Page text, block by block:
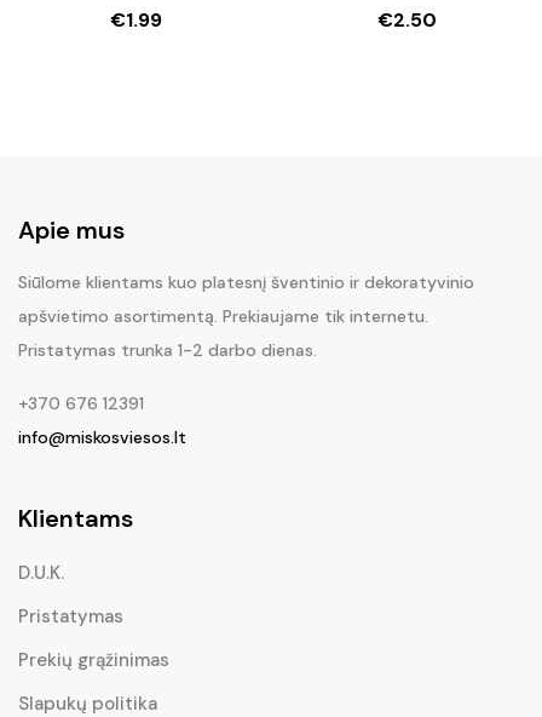
€1.99
5.00 iš 5
€2.50
Apie mus
Siūlome klientams kuo platesnį šventinio ir dekoratyvinio
apšvietimo asortimentą. Prekiaujame tik internetu.
Pristatymas trunka 1-2 darbo dienas.
+370 676 12391
info@miskosviesos.lt
Klientams
D.U.K.
Pristatymas
Prekių grąžinimas
Slapukų politika